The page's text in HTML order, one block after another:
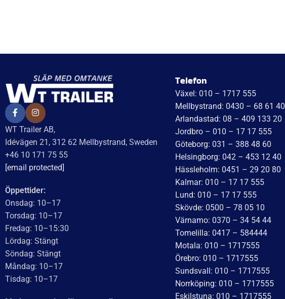
WT Trailer AB,
Idévägen 21, 312 62 Mellbystrand, Sweden
+46 10 171 75 55
[email protected]
Öppettider:
Onsdag: 10–17
Torsdag: 10–17
Fredag: 10–15:30
Lördag: Stängt
Söndag: Stängt
Måndag: 10–17
Tisdag: 10–17
Telefon
Växel: 010 – 1717 555
Mellbystrand: 0430 – 68 61 40
Arlandastad: 08 – 409 133 20
Jordbro – 010 – 17 17 555
Göteborg: 031 – 388 48 60
Helsingborg: 042 – 453 12 40
Hässleholm: 0451 – 29 20 80
Kalmar: 010 – 17 17 555
Lund: 010 – 17 17 555
Skövde: 0500 – 78 05 10
Värnamo: 0370 – 34 54 44
Tomelilla: 0417 – 584444
Motala: 010 – 1717555
Örebro: 010 – 1717555
Sundsvall: 010 – 1717555
Norrköping: 010 – 1717555
Eskilstuna: 010 – 1717555